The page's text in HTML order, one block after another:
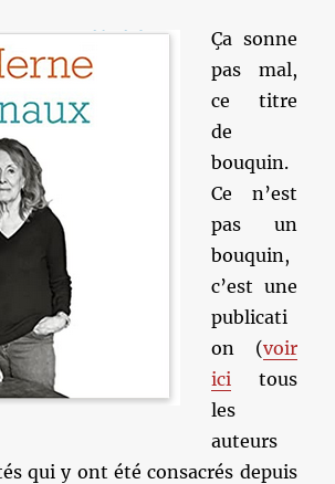
Ça sonne
pas mal,
ce titre
de
bouquin.
Ce n’est
pas un
bouquin,
c’est une
publicati
on (voir
ici tous
les
auteurs
qui y ont été consacrés depuis